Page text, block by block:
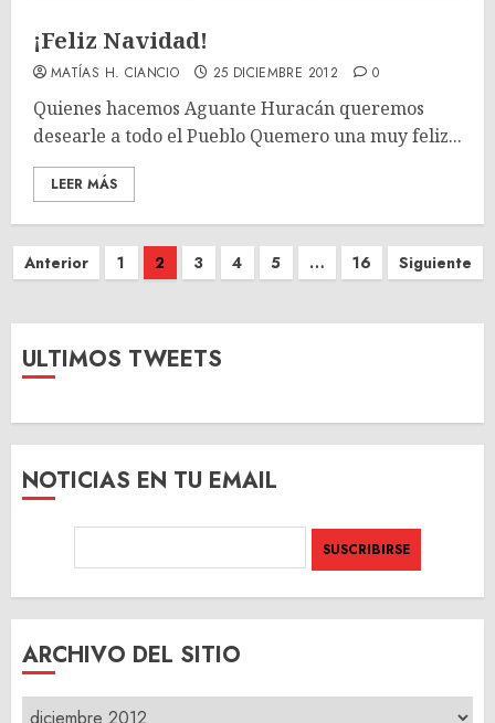
¡Feliz Navidad!
MATÍAS H. CIANCIO 25 DICIEMBRE 2012 0
Quienes hacemos Aguante Huracán queremos
desearle a todo el Pueblo Quemero una muy feliz...
LEER MÁS
Paginación
entradas
Anterior 1 2 3 4 5 … 16 Siguiente
ULTIMOS TWEETS
NOTICIAS EN TU EMAIL
ARCHIVO DEL SITIO
ARCHIVO